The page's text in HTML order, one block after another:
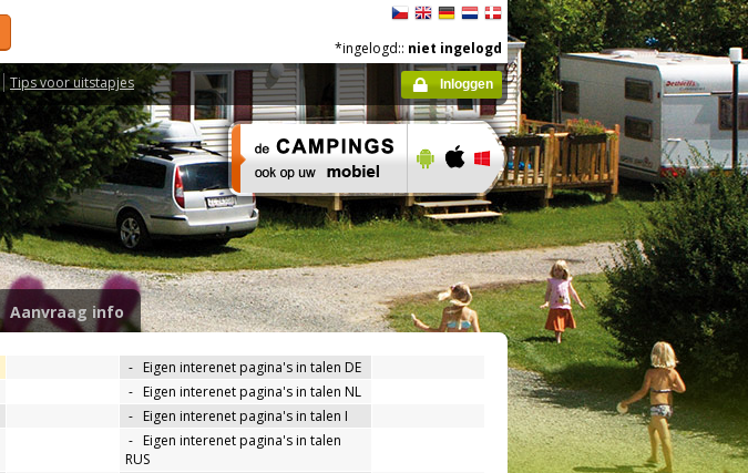
Tips voor uitstapjes
*ingelogd:: niet ingelogd
Inloggen
Aanvraag info
- Eigen interenet pagina's in talen DE
- Eigen interenet pagina's in talen NL
- Eigen interenet pagina's in talen I
- Eigen interenet pagina's in talen
RUS